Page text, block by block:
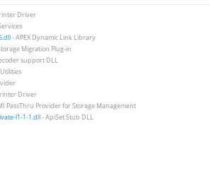
Driver
- APEX Dynamic Link Library
Migration Plug-in
support DLL
Driver
PassThru Provider for Storage Management
l1-1-1.dll- ApiSet Stub DLL